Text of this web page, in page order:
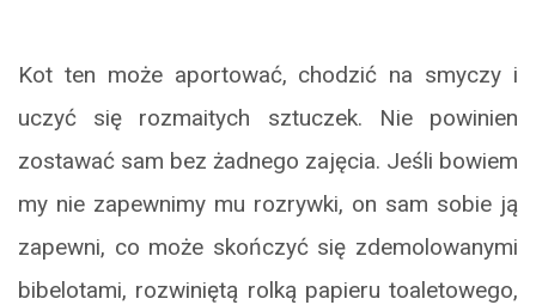
Kot ten może aportować, chodzić na smyczy i
uczyć się rozmaitych sztuczek. Nie powinien
zostawać sam bez żadnego zajęcia. Jeśli bowiem
my nie zapewnimy mu rozrywki, on sam sobie ją
zapewni, co może skończyć się zdemolowanymi
bibelotami, rozwiniętą rolką papieru toaletowego,